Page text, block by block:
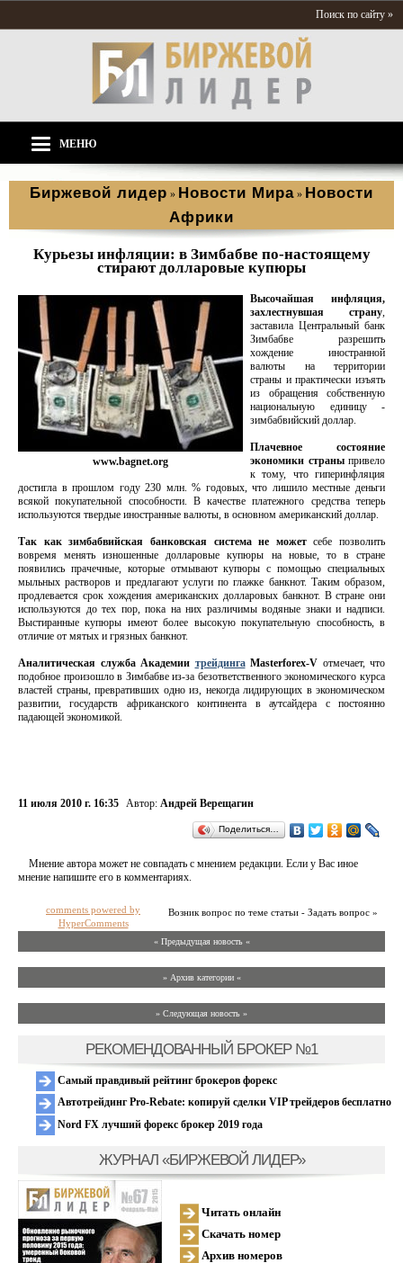
Поиск по сайту »
МЕНЮ
Биржевой лидер » Новости Мира » Новости
Африки
Курьезы инфляции: в Зимбабве по-настоящему
стирают долларовые купюры
www.bagnet.org
Высочайшая инфляция,
захлестнувшая страну,
заставила Центральный банк
Зимбабве разрешить
хождение иностранной
валюты на территории
страны и практически изъять
из обращения собственную
национальную единицу -
зимбабвийский доллар.
Плачевное состояние
экономики страныпривело
к тому, что гиперинфляция
достигла в прошлом году 230 млн. % годовых, что лишило местные деньги
всякой покупательной способности. В качестве платежного средства теперь
используются твердые иностранные валюты, в основном американский доллар.
Так как зимбабвийская банковская система не можетсебе позволить
вовремя менять изношенные долларовые купюры на новые, то в стране
появились прачечные, которые отмывают купюры с помощью специальных
мыльных растворов и предлагают услуги по глажке банкнот. Таким образом,
продлевается срок хождения американских долларовых банкнот. В стране они
используются до тех пор, пока на них различимы водяные знаки и надписи.
Выстиранные купюры имеют более высокую покупательную способность, в
отличие от мятых и грязных банкнот.
Аналитическая служба Академии трейдингаMasterforex-V отмечает, что
подобное произошло в Зимбабве из-за безответственного экономического курса
властей страны, превративших одно из, некогда лидирующих в экономическом
развитии, государств африканского континента в аутсайдера с постоянно
падающей экономикой.
11 июля 2010 г. 16:35 Автор: Андрей Верещагин
Поделиться…
Мнение автора может не совпадать с мнением редакции. Если у Вас иное
мнение напишите его в комментариях.
Возник вопрос по теме статьи - Задать вопрос »
comments powered by
HyperComments
« Предыдущая новость «
» Архив категории «
» Следующая новость »
РЕКОМЕНДОВАННЫЙ БРОКЕР №1
Самый правдивый рейтинг брокеров форекс
Автотрейдинг Pro-Rebate: копируй сделки VIP трейдеров бесплатно
Nord FX лучший форекс брокер 2019 года
ЖУРНАЛ «БИРЖЕВОЙ ЛИДЕР»
Читать онлайн
Скачать номер
Архив номеров